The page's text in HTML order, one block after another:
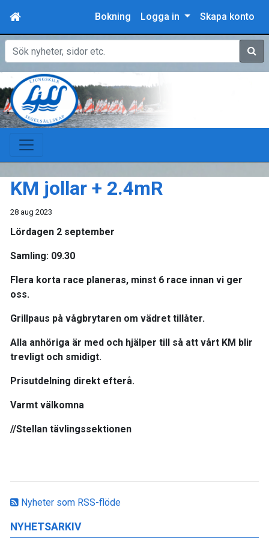
Bokning Logga in Skapa konto
Sök
Nyheter som RSS-flöde
NYHETSARKIV
KM jollar + 2.4mR
28 aug 2023
Lördagen 2 september
Samling: 09.30
Flera korta race planeras, minst 6 race innan vi ger
oss.
Grillpaus på vågbrytaren om vädret tillåter.
Alla anhöriga är med och hjälper till så att vårt KM blir
trevligt och smidigt.
Prisutdelning direkt efterå.
Varmt välkomna
//Stellan tävlingssektionen